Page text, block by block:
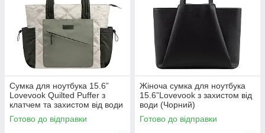
Сумка для ноутбука 15.6”
Lovevook Quilted Puffer з
клатчем та захистом від води
(Зелений)
Готово до відправки
Жіноча сумка для ноутбука
15.6”Lovevook з захистом від
води (Чорний)
Готово до відправки